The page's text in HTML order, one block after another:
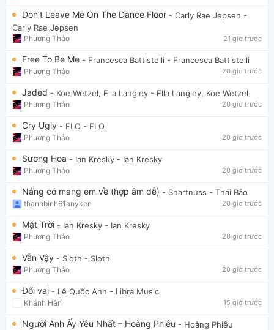
Don’t Leave Me On The Dance Floor - Carly Rae Jepsen -
Carly Rae Jepsen
Phương Thảo 21 giờ trước
Free To Be Me - Francesca Battistelli - Francesca Battistelli
Phương Thảo 20 giờ trước
Jaded - Koe Wetzel, Ella Langley - Ella Langley, Koe Wetzel
Phương Thảo 20 giờ trước
Cry Ugly - FLO - FLO
Phương Thảo 20 giờ trước
Sương Hoa - Ian Kresky - Ian Kresky
Phương Thảo 20 giờ trước
Nắng có mang em về (hợp âm dễ) - Shartnuss - Thái Bảo
thanhbinh61anyken 20 giờ trước
Mặt Trời - Ian Kresky - Ian Kresky
Phương Thảo 20 giờ trước
Vẫn Vậy - Sloth - Sloth
Phương Thảo 20 giờ trước
Đổi vai - Lê Quốc Anh - Libra Music
Khánh Hân 15 giờ trước
Người Anh Ấy Yêu Nhất – Hoàng Phiêu - Hoàng Phiêu